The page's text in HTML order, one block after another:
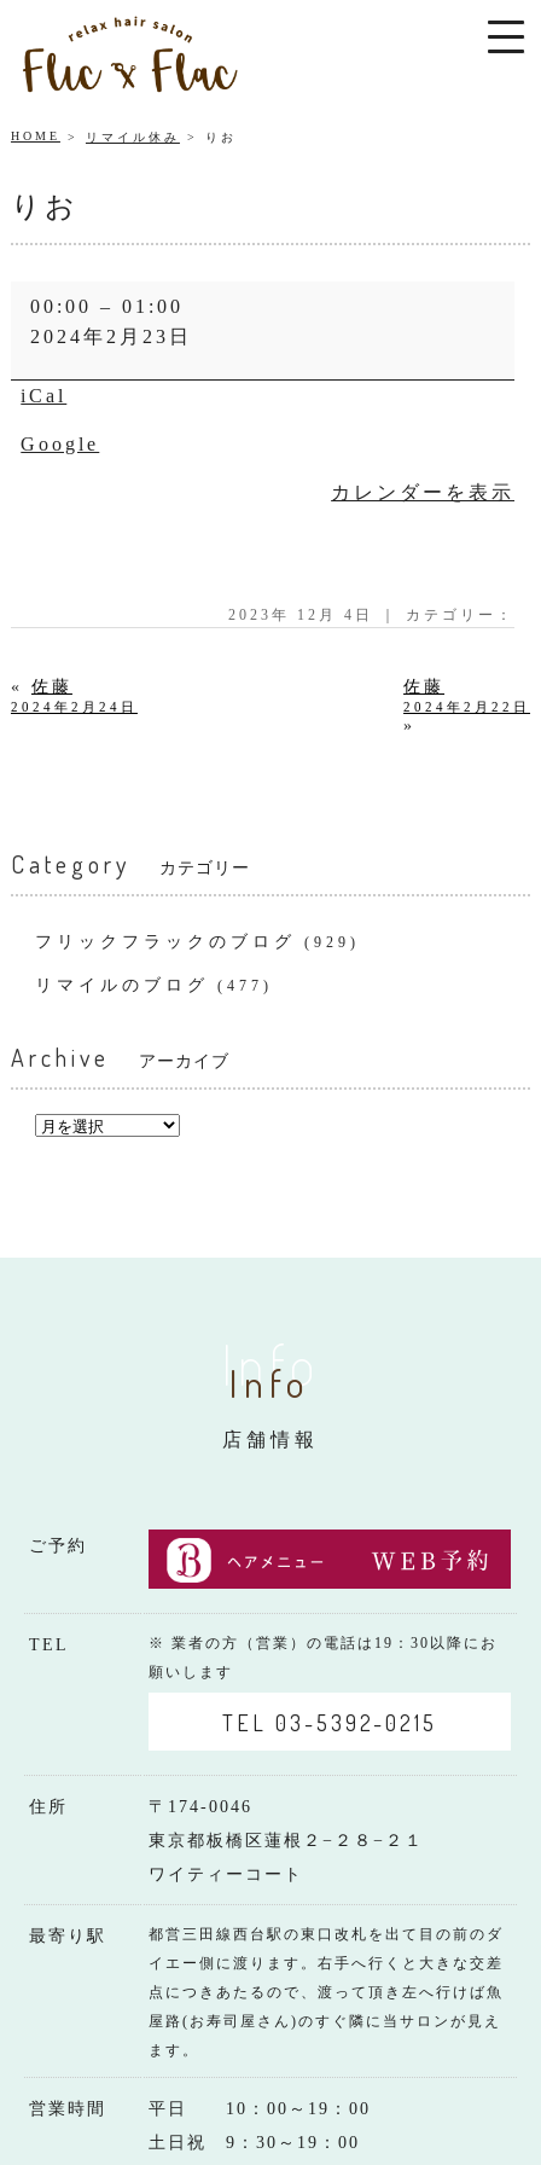
HOME リマイル休み りお
りお
00:00 – 01:00
2024年2月23日
iCal
Google
カレンダーを表示
2023年 12月 4日 ｜ カテゴリー：
« 佐藤
2024年2月24日
佐藤
2024年2月22日
»
Category カテゴリー
フリックフラックのブログ (929)
リマイルのブログ (477)
Archive アーカイブ
Info
Info
店舗情報
ご予約
TEL
※ 業者の方（営業）の電話は19：30以降にお
願いします
TEL 03-5392-0215
住所
〒174-0046
東京都板橋区蓮根２−２８−２１
ワイティーコート
最寄り駅
都営三田線西台駅の東口改札を出て目の前のダ
イエー側に渡ります。右手へ行くと大きな交差
点につきあたるので、渡って頂き左へ行けば魚
屋路(お寿司屋さん)のすぐ隣に当サロンが見え
ます。
営業時間
平日 10：00～19：00
土日祝 9：30～19：00